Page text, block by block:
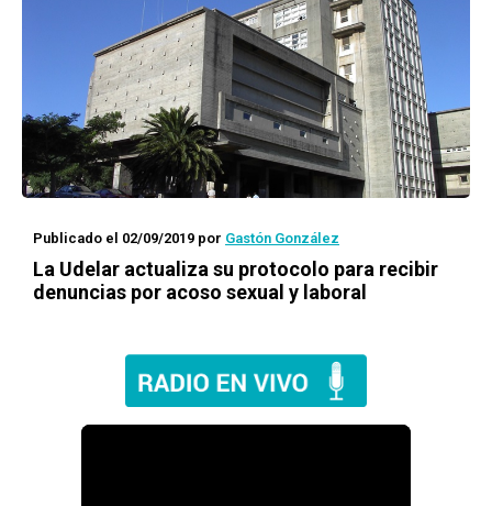
Publicado el 02/09/2019 por Gastón González
La Udelar actualiza su protocolo para recibir
denuncias por acoso sexual y laboral